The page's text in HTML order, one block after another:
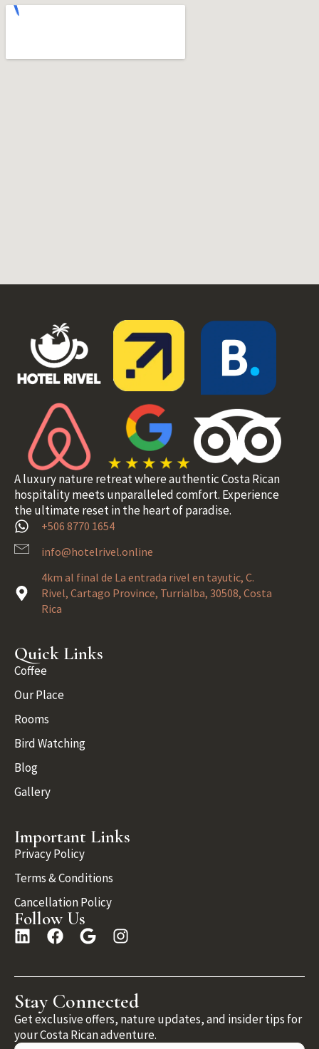
A luxury nature retreat where authentic Costa Rican
hospitality meets unparalleled comfort. Experience
the ultimate reset in the heart of paradise.
+506 8770 1654
info@hotelrivel.online
4km al final de La entrada rivel en tayutic, C.
Rivel, Cartago Province, Turrialba, 30508, Costa
Rica
Quick Links
Coffee
Our Place
Rooms
Bird Watching
Blog
Gallery
Important Links
Privacy Policy
Terms & Conditions
Cancellation Policy
Follow Us
Stay Connected
Get exclusive offers, nature updates, and insider tips for
your Costa Rican adventure.